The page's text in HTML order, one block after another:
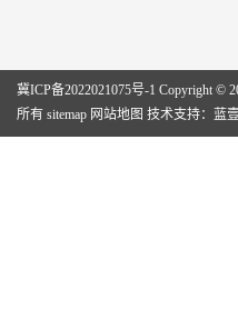
冀ICP备2022021075号-1 Copyright ©
所有 sitemap 网站地图 技术支持： 蓝